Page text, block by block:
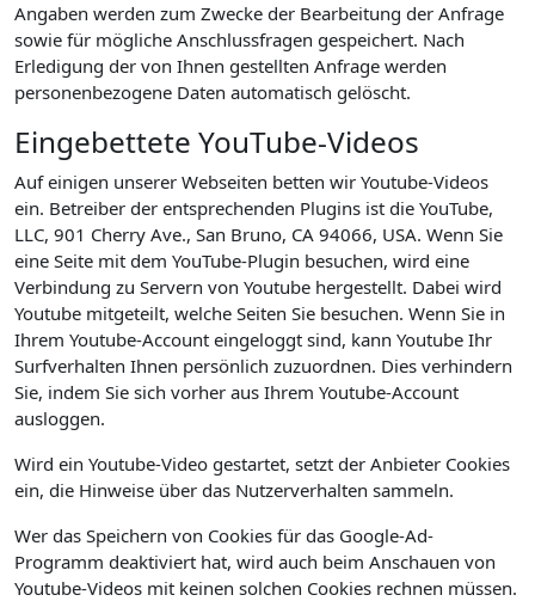
Angaben werden zum Zwecke der Bearbeitung der Anfrage
sowie für mögliche Anschlussfragen gespeichert. Nach
Erledigung der von Ihnen gestellten Anfrage werden
personenbezogene Daten automatisch gelöscht.
Eingebettete YouTube-Videos
Auf einigen unserer Webseiten betten wir Youtube-Videos
ein. Betreiber der entsprechenden Plugins ist die YouTube,
LLC, 901 Cherry Ave., San Bruno, CA 94066, USA. Wenn Sie
eine Seite mit dem YouTube-Plugin besuchen, wird eine
Verbindung zu Servern von Youtube hergestellt. Dabei wird
Youtube mitgeteilt, welche Seiten Sie besuchen. Wenn Sie in
Ihrem Youtube-Account eingeloggt sind, kann Youtube Ihr
Surfverhalten Ihnen persönlich zuzuordnen. Dies verhindern
Sie, indem Sie sich vorher aus Ihrem Youtube-Account
ausloggen.
Wird ein Youtube-Video gestartet, setzt der Anbieter Cookies
ein, die Hinweise über das Nutzerverhalten sammeln.
Wer das Speichern von Cookies für das Google-Ad-
Programm deaktiviert hat, wird auch beim Anschauen von
Youtube-Videos mit keinen solchen Cookies rechnen müssen.